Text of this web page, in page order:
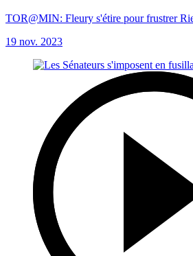
TOR@MIN: Fleury s'étire pour frustrer
19 nov. 2023